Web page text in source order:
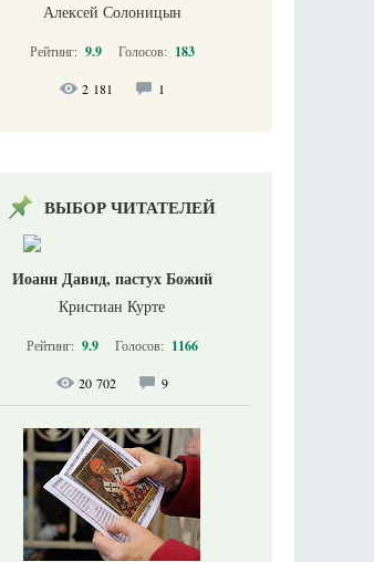
Алексей Солоницын
Рейтинг: 9.9 Голосов: 183
2 181 1
ВЫБОР ЧИТАТЕЛЕЙ
Иоанн Давид, пастух Божий
Кристиан Курте
Рейтинг: 9.9 Голосов: 1166
20 702 9